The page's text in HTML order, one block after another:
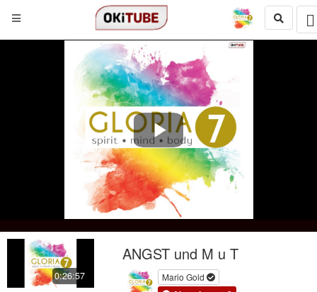
Play
Video
0:26:57
ANGST und M u T
Mario Gold